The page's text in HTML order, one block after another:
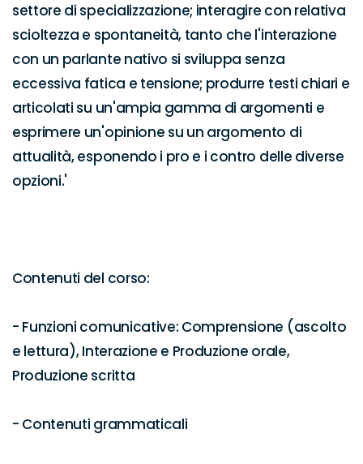
settore di specializzazione; interagire con relativa
scioltezza e spontaneità, tanto che l'interazione
con un parlante nativo si sviluppa senza
eccessiva fatica e tensione; produrre testi chiari e
articolati su un'ampia gamma di argomenti e
esprimere un'opinione su un argomento di
attualità, esponendo i pro e i contro delle diverse
opzioni.'
Contenuti del corso:
- Funzioni comunicative: Comprensione (ascolto
e lettura), Interazione e Produzione orale,
Produzione scritta
- Contenuti grammaticali